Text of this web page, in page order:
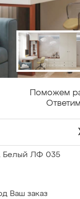
Поможем
ЛФ 035
Ваш заказ